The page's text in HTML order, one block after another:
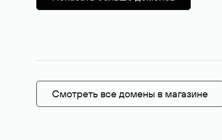
Смотреть все домены в магазине